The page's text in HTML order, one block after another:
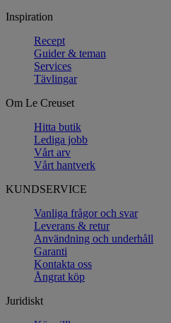
Inspiration
Recept
Guider & teman
Services
Tävlingar
Om Le Creuset
Hitta butik
Lediga jobb
Vårt arv
Vårt hantverk
KUNDSERVICE
Vanliga frågor och svar
Leverans & retur
Användning och underhåll
Garanti
Kontakta oss
Ångrat köp
Juridiskt